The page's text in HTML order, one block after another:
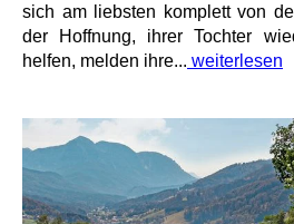
sich am liebsten komplett von
der Hoffnung, ihrer Tochter
helfen, melden ihre... weiterlesen